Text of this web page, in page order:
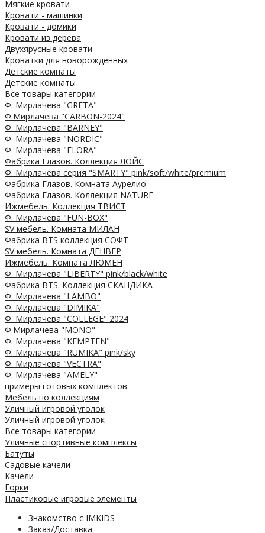
Мягкие кровати
Кровати - машинки
Кровати - домики
Кровати из дерева
Двухярусные кровати
Кроватки для новорожденных
Детские комнаты
Детские комнаты
Все товары категории
Ф. Мирлачева "GRETA"
Ф.Мирлачева "CARBON-2024"
Ф. Мирлачева "BARNEY"
Ф. Мирлачева "NORDIC"
Ф. Мирлачева "FLORA"
Фабрика Глазов. Коллекция ЛОЙС
Ф. Мирлачева серия "SMARTY" pink/soft/white/premium
Фабрика Глазов. Комната Аурелио
Фабрика Глазов. Коллекция NATURE
Ижмебель. Коллекция ТВИСТ
Ф. Мирлачева "FUN-BOX"
SV мебель. Комната МИЛАН
Фабрика BTS коллекция СОФТ
SV мебель. Комната ДЕНВЕР
Ижмебель. Комната ЛЮМЕН
Ф. Мирлачева "LIBERTY" pink/black/white
Фабрика BTS. Коллекция СКАНДИКА
Ф. Мирлачева "LAMBO"
Ф. Мирлачева "DIMIKA"
Ф. Мирлачева "COLLEGE" 2024
Ф.Мирлачева "MONO"
Ф. Мирлачева "KEMPTEN"
Ф. Мирлачева "RUMIKA" pink/sky
Ф. Мирлачева "VECTRA"
Ф. Мирлачева "AMELY"
примеры готовых комплектов
Мебель по коллекциям
Уличный игровой уголок
Уличный игровой уголок
Все товары категории
Уличные спортивные комплексы
Батуты
Садовые качели
Качели
Горки
Пластиковые игровые элементы
Знакомство с IMKIDS
Заказ/Доставка